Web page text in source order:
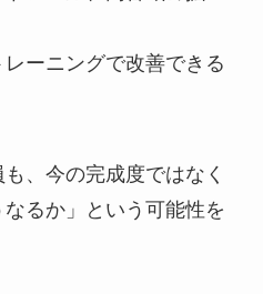
ーニングで改善できる
、今の完成度ではなく
なるか」という可能性を